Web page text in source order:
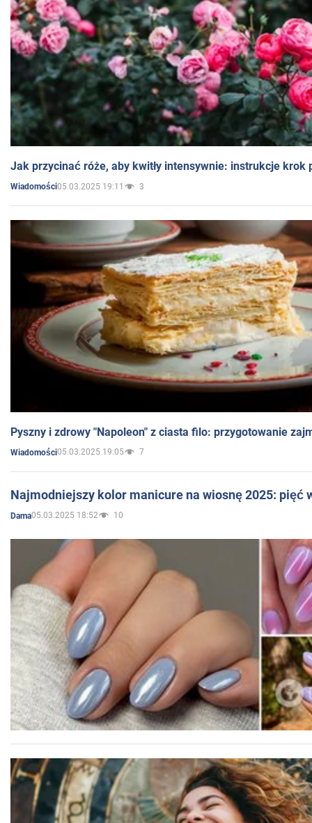
Jak przycinać róże, aby kwitły intensywnie: instrukcje krok
Wiadomości05.03.2025 19:11 3
Pyszny i zdrowy "Napoleon" z ciasta filo: przygotowanie
Wiadomości05.03.2025 19:05 7
Najmodniejszy kolor manicure na wiosnę 2025: pięć
Dama05.03.2025 18:52 10